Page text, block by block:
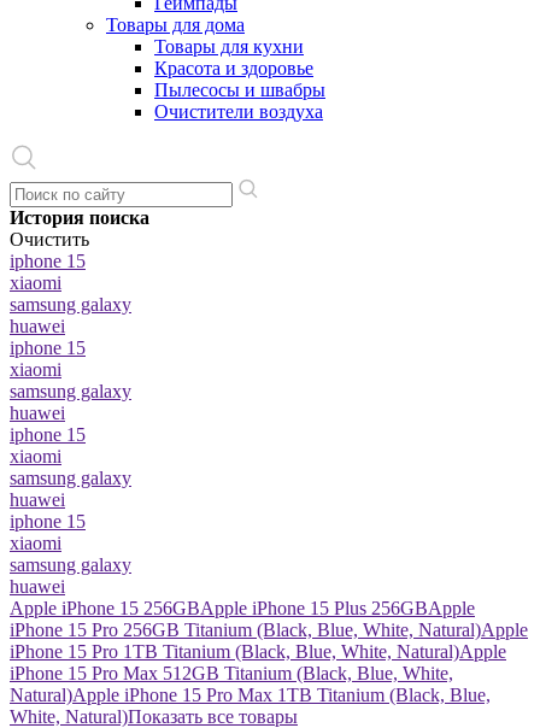
Товары для дома
Товары для кухни
Красота и здоровье
Пылесосы и швабры
Очистители воздуха
История поиска
Очистить
iphone 15
xiaomi
samsung galaxy
huawei
iphone 15
xiaomi
samsung galaxy
huawei
iphone 15
xiaomi
samsung galaxy
huawei
iphone 15
xiaomi
samsung galaxy
huawei
Apple iPhone 15 256GBApple iPhone 15 Plus 256GBApple
iPhone 15 Pro 256GB Titanium (Black, Blue, White, Natural)Apple
iPhone 15 Pro 1TB Titanium (Black, Blue, White, Natural)Apple
iPhone 15 Pro Max 512GB Titanium (Black, Blue, White,
Natural)Apple iPhone 15 Pro Max 1TB Titanium (Black, Blue,
White, Natural)Показать все товары